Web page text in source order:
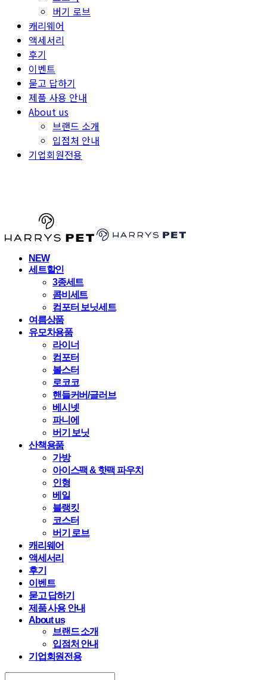
버기 로브
캐리웨어
액세서리
후기
이벤트
묻고 답하기
제품 사용 안내
About us
브랜드 소개
입점처 안내
기업회원전용
NEW
세트할인
3종세트
콤비세트
컴포터 보닛세트
여름상품
유모차용품
라이너
컴포터
볼스터
로코코
핸들커버/글러브
베시넷
파니에
버기 보닛
산책용품
가방
아이스팩 & 핫팩 파우치
인형
베일
블랭킷
코스터
버기 로브
캐리웨어
액세서리
후기
이벤트
묻고 답하기
제품 사용 안내
About us
브랜드 소개
입점처 안내
기업회원전용